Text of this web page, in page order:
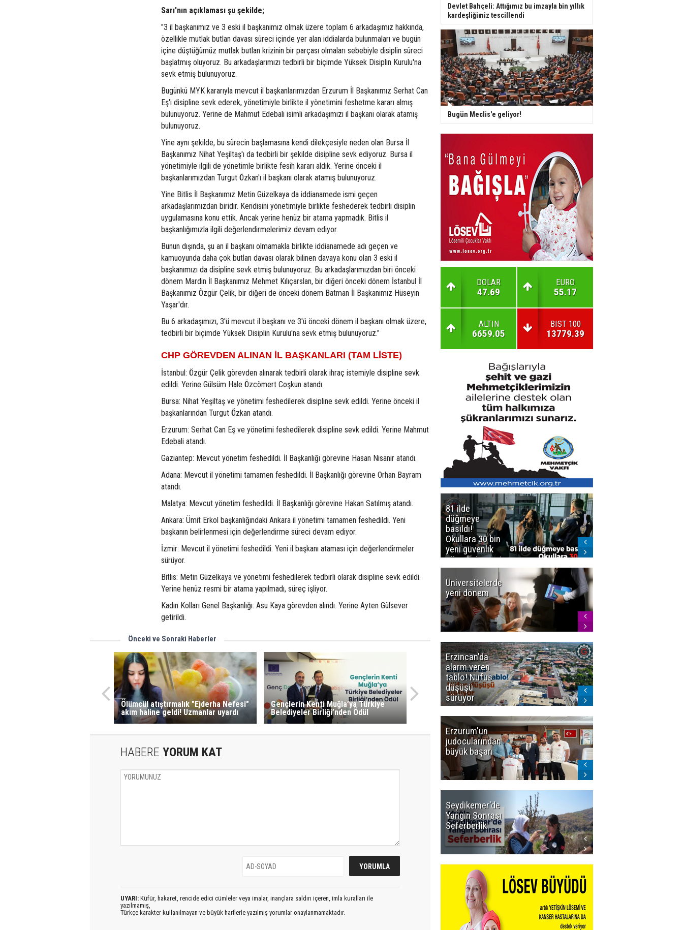
Sarı'nın açıklaması şu şekilde;
"3 il başkanımız ve 3 eski il başkanımız olmak üzere toplam 6 arkadaşımız hakkında,
özellikle mutlak butlan davası süreci içinde yer alan iddialarda bulunmaları ve bugün
içine düştüğümüz mutlak butlan krizinin bir parçası olmaları sebebiyle disiplin süreci
başlatmış oluyoruz. Bu arkadaşlarımızı tedbirli bir biçimde Yüksek Disiplin Kurulu'na
sevk etmiş bulunuyoruz.
Bugünkü MYK kararıyla mevcut il başkanlarımızdan Erzurum İl Başkanımız Serhat Can
Eş'i disipline sevk ederek, yönetimiyle birlikte il yönetimini feshetme kararı almış
bulunuyoruz. Yerine de Mahmut Edebali isimli arkadaşımızı il başkanı olarak atamış
bulunuyoruz.
Yine aynı şekilde, bu sürecin başlamasına kendi dilekçesiyle neden olan Bursa İl
Başkanımız Nihat Yeşiltaş'ı da tedbirli bir şekilde disipline sevk ediyoruz. Bursa il
yönetimiyle ilgili de yönetimle birlikte fesih kararı aldık. Yerine önceki il
başkanlarımızdan Turgut Özkan'ı il başkanı olarak atamış bulunuyoruz.
Yine Bitlis İl Başkanımız Metin Güzelkaya da iddianamede ismi geçen
arkadaşlarımızdan biridir. Kendisini yönetimiyle birlikte feshederek tedbirli disiplin
uygulamasına konu ettik. Ancak yerine henüz bir atama yapmadık. Bitlis il
başkanlığımızla ilgili değerlendirmelerimiz devam ediyor.
Bunun dışında, şu an il başkanı olmamakla birlikte iddianamede adı geçen ve
kamuoyunda daha çok butlan davası olarak bilinen davaya konu olan 3 eski il
başkanımızı da disipline sevk etmiş bulunuyoruz. Bu arkadaşlarımızdan biri önceki
dönem Mardin İl Başkanımız Mehmet Kılıçarslan, bir diğeri önceki dönem İstanbul İl
Başkanımız Özgür Çelik, bir diğeri de önceki dönem Batman İl Başkanımız Hüseyin
Yaşar'dır.
Bu 6 arkadaşımızı, 3'ü mevcut il başkanı ve 3'ü önceki dönem il başkanı olmak üzere,
tedbirli bir biçimde Yüksek Disiplin Kurulu'na sevk etmiş bulunuyoruz."
CHP GÖREVDEN ALINAN İL BAŞKANLARI (TAM LİSTE)
İstanbul: Özgür Çelik görevden alınarak tedbirli olarak ihraç istemiyle disipline sevk
edildi. Yerine Gülsüm Hale Özcömert Coşkun atandı.
Bursa: Nihat Yeşiltaş ve yönetimi feshedilerek disipline sevk edildi. Yerine önceki il
başkanlarından Turgut Özkan atandı.
Erzurum: Serhat Can Eş ve yönetimi feshedilerek disipline sevk edildi. Yerine Mahmut
Edebali atandı.
Gaziantep: Mevcut yönetim feshedildi. İl Başkanlığı görevine Hasan Nisanir atandı.
Adana: Mevcut il yönetimi tamamen feshedildi. İl Başkanlığı görevine Orhan Bayram
atandı.
Malatya: Mevcut yönetim feshedildi. İl Başkanlığı görevine Hakan Satılmış atandı.
Ankara: Ümit Erkol başkanlığındaki Ankara il yönetimi tamamen feshedildi. Yeni
başkanın belirlenmesi için değerlendirme süreci devam ediyor.
İzmir: Mevcut il yönetimi feshedildi. Yeni il başkanı ataması için değerlendirmeler
sürüyor.
Bitlis: Metin Güzelkaya ve yönetimi feshedilerek tedbirli olarak disipline sevk edildi.
Yerine henüz resmi bir atama yapılmadı, süreç işliyor.
Kadın Kolları Genel Başkanlığı: Asu Kaya görevden alındı. Yerine Ayten Gülsever
getirildi.
Önceki ve Sonraki Haberler
Ölümcül atıştırmalık "Ejderha Nefesi"
akım haline geldi! Uzmanlar uyardı
Gençlerin Kenti Muğla’ya Türkiye
Belediyeler Birliği’nden Ödül
HABERE YORUM KAT
UYARI: Küfür, hakaret, rencide edici cümleler veya imalar, inançlara saldırı içeren, imla kuralları ile
yazılmamış,
Türkçe karakter kullanılmayan ve büyük harflerle yazılmış yorumlar onaylanmamaktadır.
Devlet Bahçeli: Attığımız bu imzayla bin yıllık
kardeşliğimiz tescillendi
Bugün Meclis'e geliyor!
DOLAR
47.69
EURO
55.17
ALTIN
6659.05
BIST 100
13779.39
81 ilde
düğmeye
basıldı!
Okullara 30 bin
yeni güvenlik
görevlisi
Üniversitelerde
yeni dönem
Erzincan'da
alarm veren
tablo! Nüfus
düşüşü
sürüyor
Erzurum'un
judocularından
büyük başarı
Seydikemer'de
Yangın Sonrası
Seferberlik